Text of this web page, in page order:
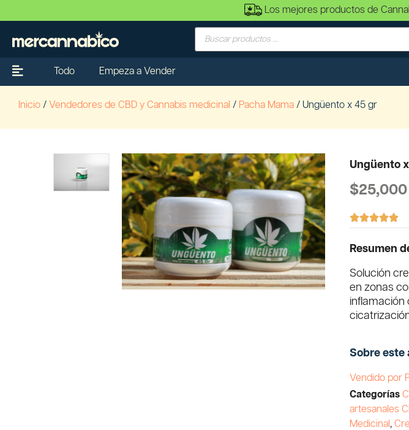
Los mejores productos de
Todo Empeza a Vender
Inicio / Vendedores de CBD y Cannabis medicinal / Pacha Mama / Ungüento x 45 gr
Ungüento
$25,000

Resumen
Solución
en zonas
inflamación
Sobre este
Vendido por
Categorías
artesanales
Medicinal,